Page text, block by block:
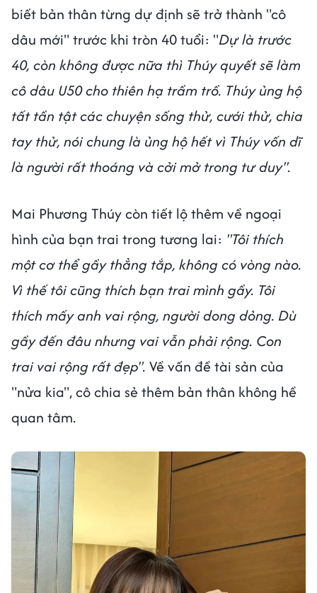
biết bản thân từng dự định sẽ trở thành "cô
dâu mới" trước khi tròn 40 tuổi: "Dự là trước
40, còn không được nữa thì Thúy quyết sẽ làm
cô dâu U50 cho thiên hạ trầm trồ. Thúy ủng hộ
tất tần tật các chuyện sống thử, cưới thử, chia
tay thử, nói chung là ủng hộ hết vì Thúy vốn dĩ
là người rất thoáng và cởi mở trong tư duy".
Mai Phương Thúy còn tiết lộ thêm về ngoại
hình của bạn trai trong tương lai: "Tôi thích
một cơ thể gầy thẳng tắp, không có vòng nào.
Vì thế tôi cũng thích bạn trai mình gầy. Tôi
thích mấy anh vai rộng, người dong dỏng. Dù
gầy đến đâu nhưng vai vẫn phải rộng. Con
trai vai rộng rất đẹp". Về vấn đề tài sản của
"nửa kia", cô chia sẻ thêm bản thân không hề
quan tâm.